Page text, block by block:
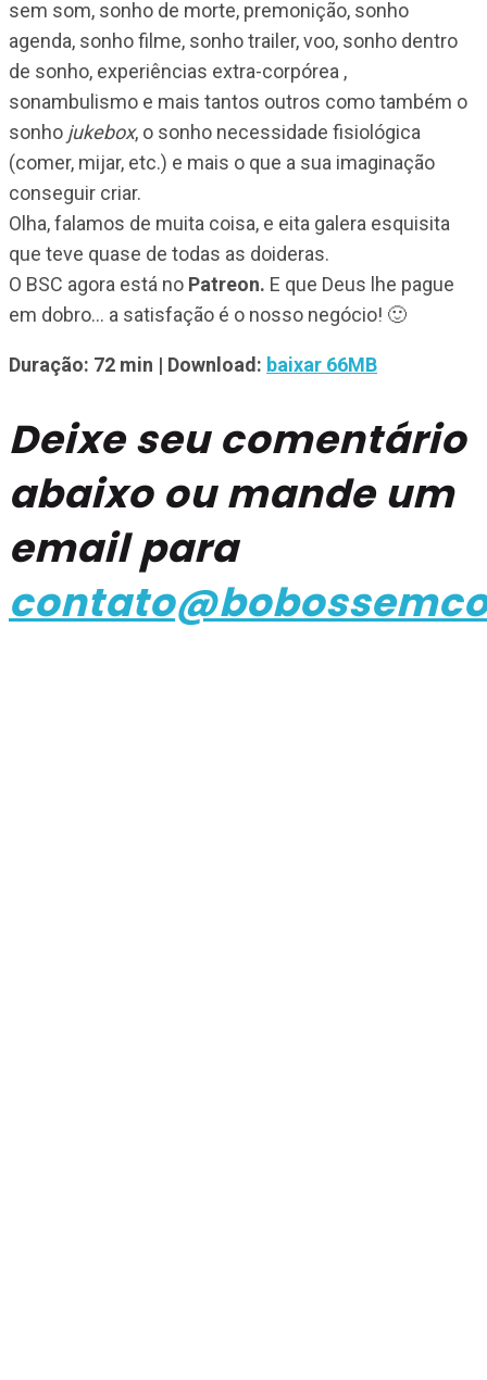
sem som, sonho de morte, premonição, sonho
agenda, sonho filme, sonho trailer, voo, sonho dentro
de sonho, experiências extra-corpórea ,
sonambulismo e mais tantos outros como também o
sonho jukebox, o sonho necessidade fisiológica
(comer, mijar, etc.) e mais o que a sua imaginação
conseguir criar.
Olha, falamos de muita coisa, e eita galera esquisita
que teve quase de todas as doideras.
O BSC agora está no Patreon. E que Deus lhe pague
em dobro… a satisfação é o nosso negócio! 🙂
Duração: 72 min | Download: baixar 66MB
Deixe seu comentário
abaixo ou mande um
email para